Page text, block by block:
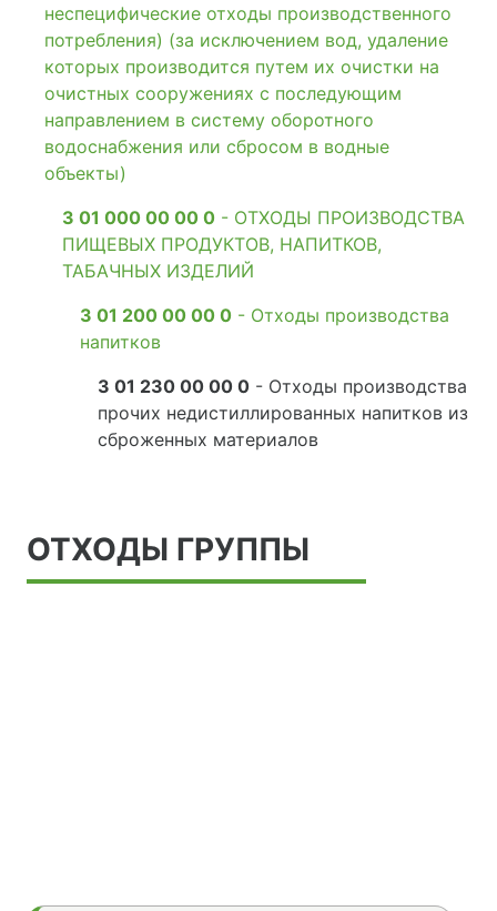
неспецифические отходы производственного
потребления) (за исключением вод, удаление
которых производится путем их очистки на
очистных сооружениях с последующим
направлением в систему оборотного
водоснабжения или сбросом в водные
объекты)
3 01 000 00 00 0 - ОТХОДЫ ПРОИЗВОДСТВА
ПИЩЕВЫХ ПРОДУКТОВ, НАПИТКОВ,
ТАБАЧНЫХ ИЗДЕЛИЙ
3 01 200 00 00 0 - Отходы производства
напитков
3 01 230 00 00 0 - Отходы производства
прочих недистиллированных напитков из
сброженных материалов
ОТХОДЫ ГРУППЫ